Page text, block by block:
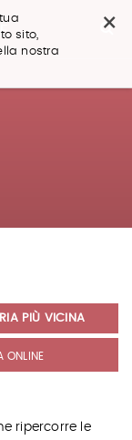
×
sito,
nostra
PIÙ VICINA
ONLINE
ripercorre le